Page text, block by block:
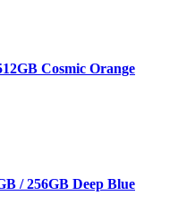
Cosmic Orange
/ 256GB Deep Blue